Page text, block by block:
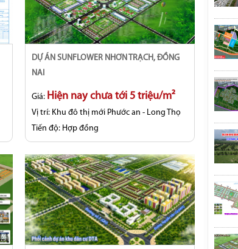
DỰ ÁN SUNFLOWER NHƠN TRẠCH, ĐỒNG
NAI
Giá: Hiện nay chưa tới 5 triệu/m²
Vị trí: Khu đô thị mới Phước an - Long Thọ
Tiến độ: Hợp đồng